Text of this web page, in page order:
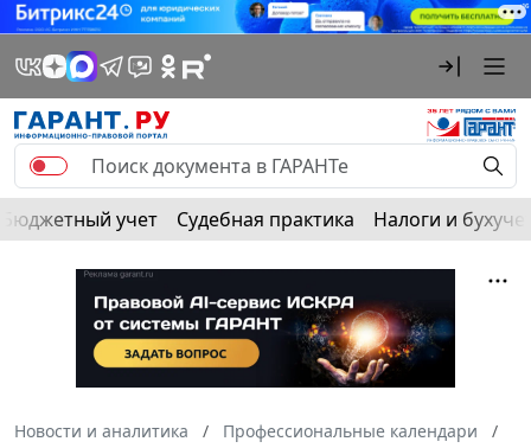
Бюджетный учет Судебная практика Налоги и
Новости и аналитика
Профессиональные календари